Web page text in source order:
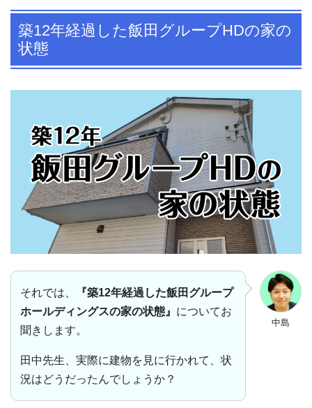
築12年経過した飯田グループHDの家の
状態
中島
それでは、
『築12年経過した飯田グループ
ホールディングスの家の状態』 についてお
聞きします。
田中先生、実際に建物を見に行かれて、状
況はどうだったんでしょうか？